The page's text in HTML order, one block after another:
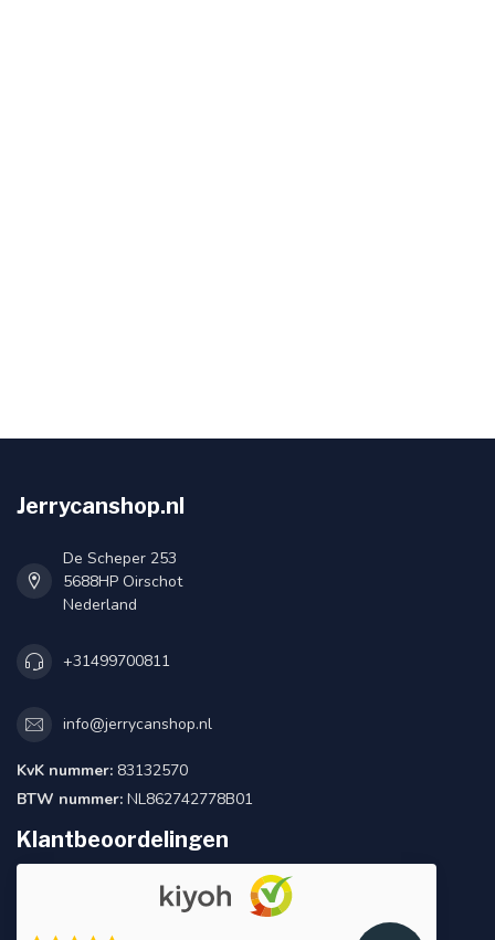
Jerrycanshop.nl
De Scheper 253
5688HP Oirschot
Nederland
+31499700811
info@jerrycanshop.nl
KvK nummer: 83132570
BTW nummer: NL862742778B01
Klantbeoordelingen